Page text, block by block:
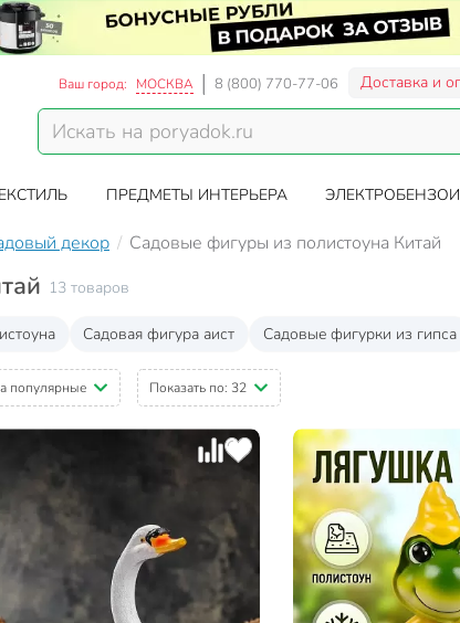
Ваш город: МОСКВА 8 (800) 770-77-06 Доставка и
ПРЕДМЕТЫ ИНТЕРЬЕРА
декор Садовые фигуры из полистоуна Китай
13 товаров
Садовая фигура аист Садовые фигурки из гипса
популярные Показать по: 32